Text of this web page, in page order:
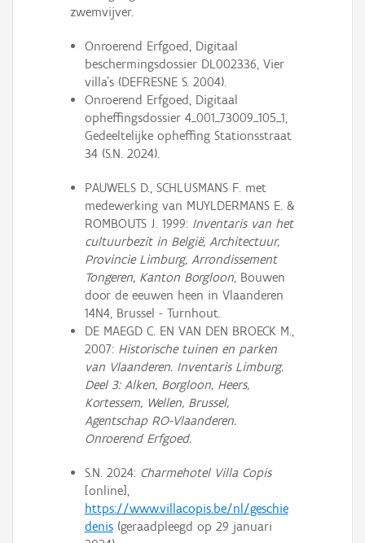
zwemvijver.
Onroerend Erfgoed, Digitaal
beschermingsdossier DL002336, Vier
villa's (DEFRESNE S. 2004).
Onroerend Erfgoed, Digitaal
opheffingsdossier 4_001_73009_105_1,
Gedeeltelijke opheffing Stationsstraat
34 (S.N. 2024).
PAUWELS D., SCHLUSMANS F. met
medewerking van MUYLDERMANS E. &
ROMBOUTS J. 1999: Inventaris van het
cultuurbezit in België, Architectuur,
Provincie Limburg, Arrondissement
Tongeren, Kanton Borgloon, Bouwen
door de eeuwen heen in Vlaanderen
14N4, Brussel - Turnhout.
DE MAEGD C. EN VAN DEN BROECK M.,
2007: Historische tuinen en parken
van Vlaanderen. Inventaris Limburg.
Deel 3: Alken, Borgloon, Heers,
Kortessem, Wellen, Brussel,
Agentschap RO-Vlaanderen.
Onroerend Erfgoed.
S.N. 2024: Charmehotel Villa Copis
[online],
https://www.villacopis.be/nl/geschie
denis(geraadpleegd op 29 januari